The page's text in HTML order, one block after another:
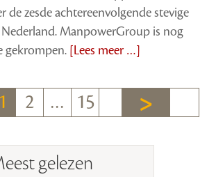
de zesde achtereenvolgende stevige
ManpowerGroup is nog
gekrompen. [Lees meer …]
1 2 … 15
gelezen